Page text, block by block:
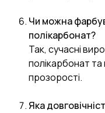
Чи можна
полікарбонат?
Так, сучасні
полікарбонат та
прозорості.
Яка